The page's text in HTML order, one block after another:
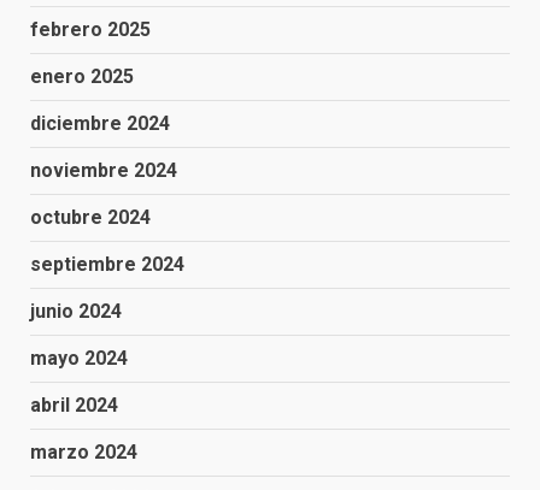
febrero 2025
enero 2025
diciembre 2024
noviembre 2024
octubre 2024
septiembre 2024
junio 2024
mayo 2024
abril 2024
marzo 2024